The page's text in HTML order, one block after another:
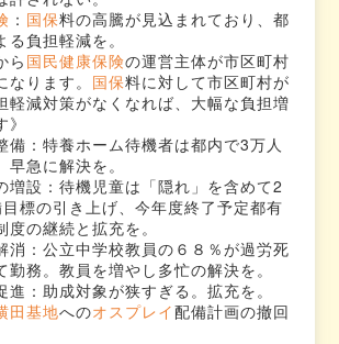
： 国保料の高騰が見込まれており、都
負担軽減を。
ら 国民健康保険の運営主体が市区町村
なります。 国保料に対して市区町村が
軽減対策がなくなれば、大幅な負担増
：特養ホーム待機者は都内で3万人
急に解決を。
設：待機児童は「隠れ」を含めて2
標の引き上げ、今年度終了予定都有
の継続と拡充を。
：公立中学校教員の６８％が過労死
勤務。教員を増やし多忙の解決を。
：助成対象が狭すぎる。拡充を。
田基地へのオスプレイ配備計画の撤回